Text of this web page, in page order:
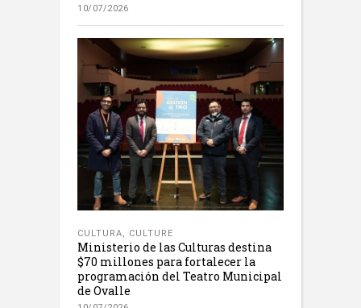
10/07/2026
CULTURA, CULTURE
Ministerio de las Culturas destina
$70 millones para fortalecer la
programación del Teatro Municipal
de Ovalle